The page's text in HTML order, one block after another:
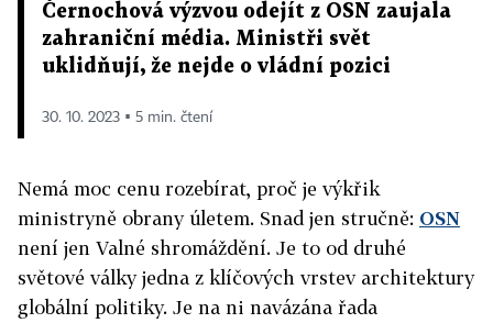
Černochová výzvou odejít z OSN zaujala
zahraniční média. Ministři svět
uklidňují, že nejde o vládní pozici
30. 10. 2023 ▪ 5 min. čtení
Nemá moc cenu rozebírat, proč je výkřik
ministryně obrany úletem. Snad jen stručně: OSN
není jen Valné shromáždění. Je to od druhé
světové války jedna z klíčových vrstev architektury
globální politiky. Je na ni navázána řada